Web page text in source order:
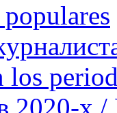
los